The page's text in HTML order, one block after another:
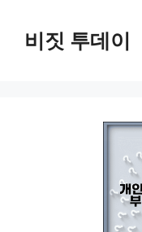
비짓 투데이